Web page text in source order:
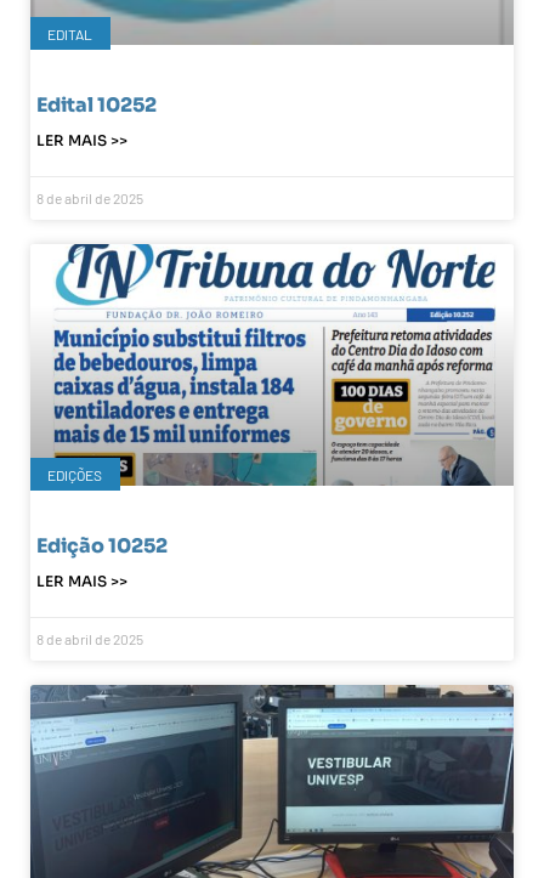
EDITAL
Edital 10252
LER MAIS >>
8 de abril de 2025
EDIÇÕES
Edição 10252
LER MAIS >>
8 de abril de 2025